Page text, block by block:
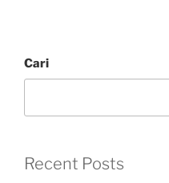
Cari
Recent Posts